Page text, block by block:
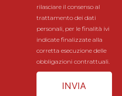
rilasciare il consenso al
trattamento dei dati
personali, per le finalità ivi
indicate finalizzate alla
corretta esecuzione delle
obbligazioni contrattuali.
INVIA